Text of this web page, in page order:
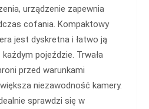
urządzenie zapewnia
cofania. Kompaktowy
jest dyskretna i łatwo ją
pojeździe. Trwała
przed warunkami
niezawodność kamery.
sprawdzi się w